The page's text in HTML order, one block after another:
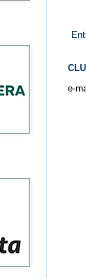
e-